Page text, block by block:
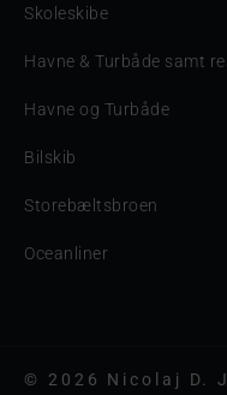
Skoleskibe
Havne & Turbåde samt
Havne og Turbåde
Bilskib
Storebæltsbroen
Oceanliner
© 2026 Nicolaj D.